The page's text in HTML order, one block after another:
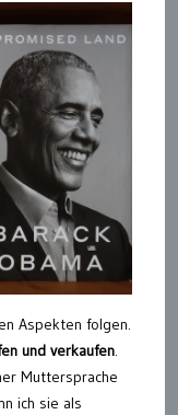
Aspekten folgen.
und verkaufen.
Muttersprache
ich sie als